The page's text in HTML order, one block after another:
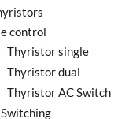
control
Thyristor single
Thyristor dual
Thyristor AC Switch